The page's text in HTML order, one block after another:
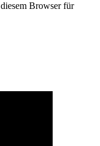
Browser für